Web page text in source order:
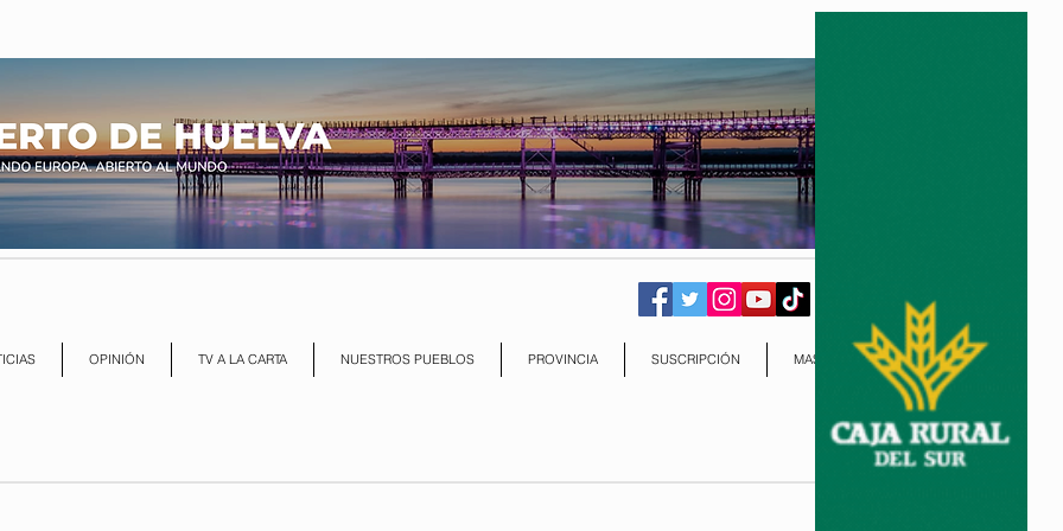
OPINIÓN TV A LA CARTA NUESTROS PUEBLOS PROVINCIA SUSCRIPCIÓN MAS